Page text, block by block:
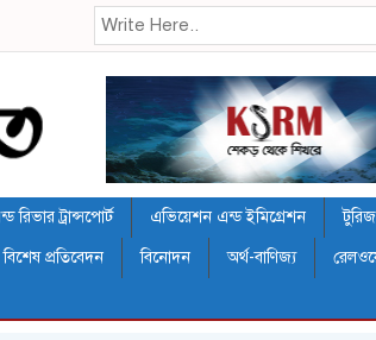
রিভার ট্রান্সপোর্ট এভিয়েশন এন্ড ইমিগ্রেশন
বিশেষ প্রতিবেদন বিনোদন অর্থ-বাণিজ্য